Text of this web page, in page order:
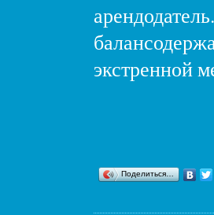
экстренной
Поделиться…